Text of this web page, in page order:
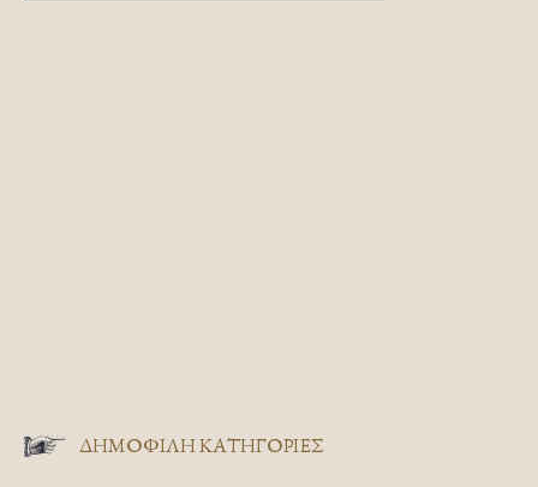
ΔΗΜΟΦΙΛΗ ΚΑΤΗΓΟΡΙΕΣ